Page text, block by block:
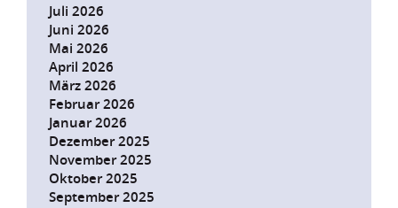
Juli 2026
Juni 2026
Mai 2026
April 2026
März 2026
Februar 2026
Januar 2026
Dezember 2025
November 2025
Oktober 2025
September 2025